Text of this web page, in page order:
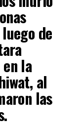
de
la
al
las